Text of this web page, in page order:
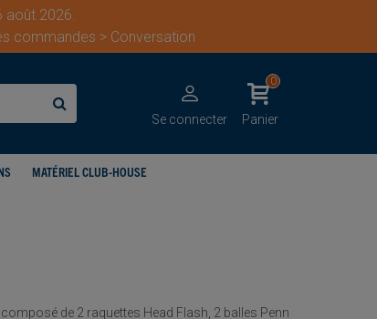
août 2026.
commandes > Conversation
Se connecter
0
Panier
MATÉRIEL CLUB-HOUSE
de 2 raquettes Head Flash, 2 balles Penn